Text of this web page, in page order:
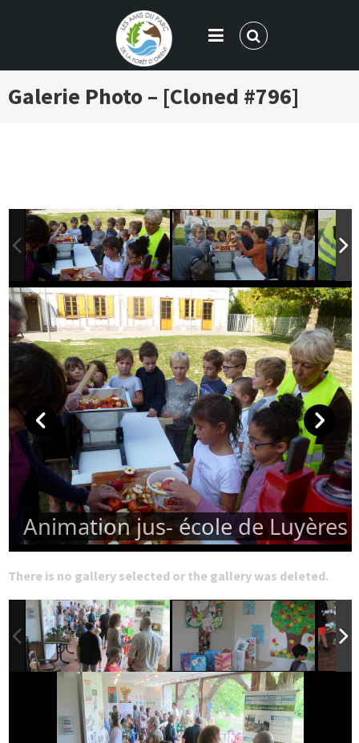
LES AMIS DU PARC DE LA FORÊT
D'ORIENT
Galerie Photo – [Cloned #796]
Animation jus- école de Luyères
There is no gallery selected or the gallery was deleted.